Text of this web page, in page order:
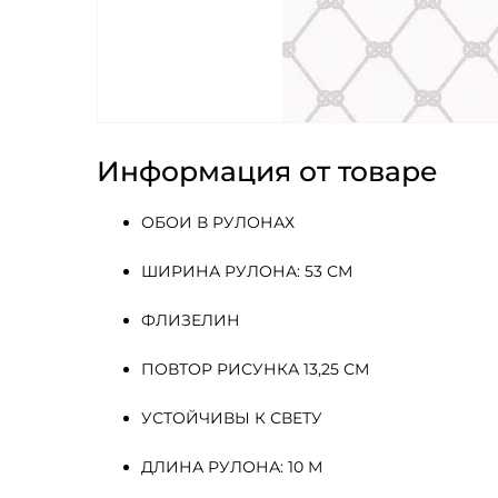
Информация от товаре
ОБОИ В РУЛОНАХ
ШИРИНА РУЛОНА: 53 СМ
ФЛИЗЕЛИН
ПОВТОР РИСУНКА 13,25 СМ
УСТОЙЧИВЫ К СВЕТУ
ДЛИНА РУЛОНА: 10 М